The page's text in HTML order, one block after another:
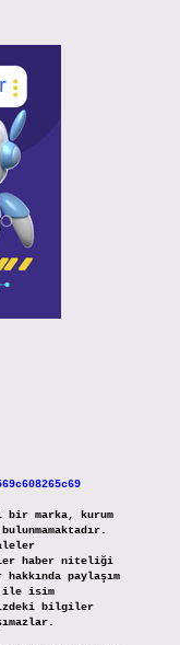
marka, kurum
haber niteliği
paylaşım
ile isim
bilgiler